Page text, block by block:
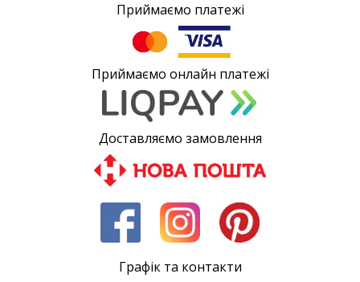
Приймаємо платежі
Приймаємо онлайн платежі
Доставляємо замовлення
Графік та контакти